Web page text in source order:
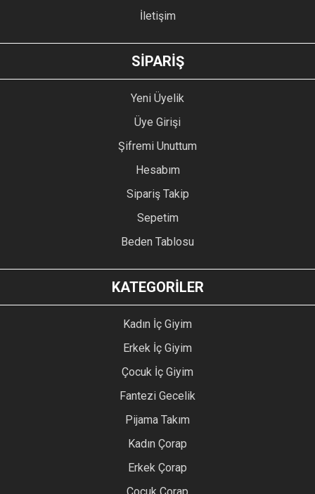
GÖNDER
İletişim
SİPARİŞ
Yeni Üyelik
Üye Girişi
Şifremi Unuttum
Hesabım
Sipariş Takip
Sepetim
Beden Tablosu
KATEGORİLER
Kadın İç Giyim
Erkek İç Giyim
Çocuk İç Giyim
Fantezi Gecelik
Pijama Takım
Kadın Çorap
Erkek Çorap